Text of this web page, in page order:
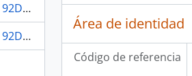
92Darcy Ribeiro / R369v / 2010 - A volta por cima
92Darcy Ribeiro / R369r / 2010 - Revivendo o que vivi
Área de identidad
Código de referencia